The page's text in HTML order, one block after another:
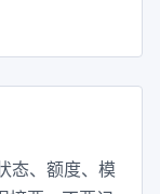
态、额度、模